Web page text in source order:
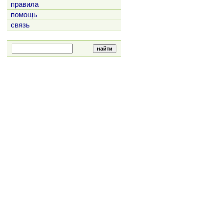
правила
помощь
связь